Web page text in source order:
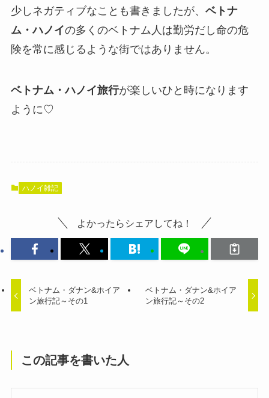
少しネガティブなことも書きましたが、 ベトナ
ム・ハノイの多くのベトナム人は勤労だし命の危
険を常に感じるような街ではありません。
ベトナム・ハノイ旅行が楽しいひと時になります
ように♡
ハノイ雑記
よかったらシェアしてね！
ベトナム・ダナン&ホイア
ン旅行記～その1
ベトナム・ダナン&ホイア
ン旅行記～その2
この記事を書いた人